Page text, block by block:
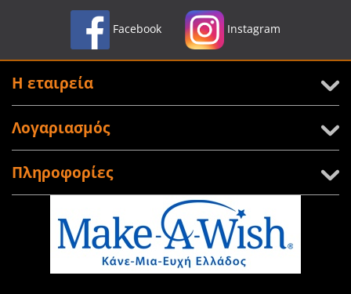
Facebook Instagram
Η εταιρεία
Λογαριασμός
Πληροφορίες